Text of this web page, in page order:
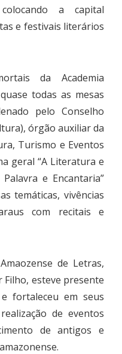
a capital
e festivais literários
da Academia
todas as mesas
pelo Conselho
órgão auxiliar da
Turismo e Eventos
geral “A Literatura e
e Encantaria”
temáticas, vivências
com recitais e
de Letras,
Filho, esteve presente
fortaleceu em seus
de eventos
de antigos e